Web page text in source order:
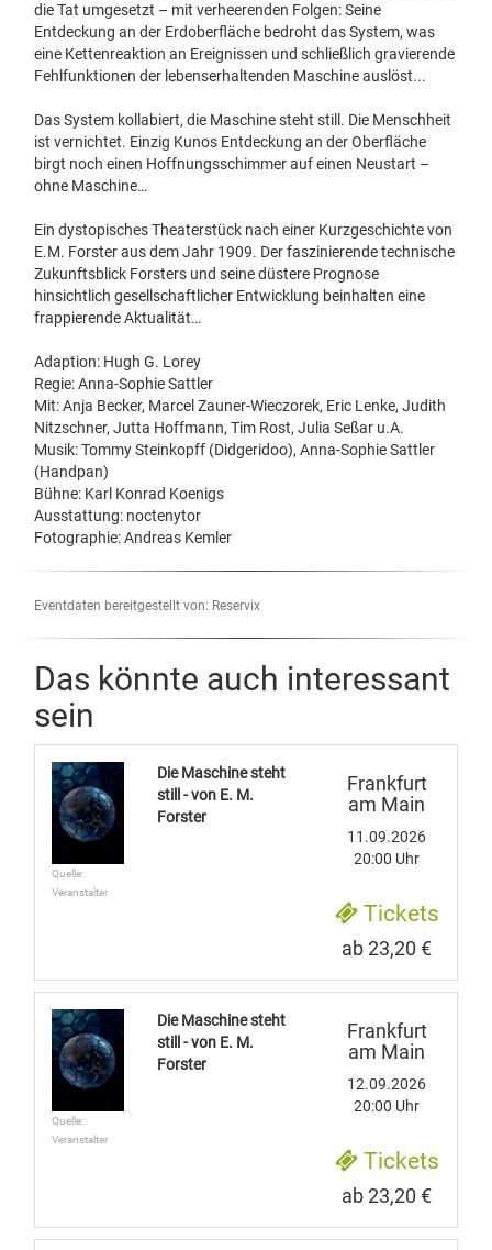
die Tat umgesetzt – mit verheerenden Folgen: Seine
Entdeckung an der Erdoberfläche bedroht das System, was
eine Kettenreaktion an Ereignissen und schließlich gravierende
Fehlfunktionen der lebenserhaltenden Maschine auslöst...
Das System kollabiert, die Maschine steht still. Die Menschheit
ist vernichtet. Einzig Kunos Entdeckung an der Oberfläche
birgt noch einen Hoffnungsschimmer auf einen Neustart –
ohne Maschine…
Ein dystopisches Theaterstück nach einer Kurzgeschichte von
E.M. Forster aus dem Jahr 1909. Der faszinierende technische
Zukunftsblick Forsters und seine düstere Prognose
hinsichtlich gesellschaftlicher Entwicklung beinhalten eine
frappierende Aktualität…
Adaption: Hugh G. Lorey
Regie: Anna-Sophie Sattler
Mit: Anja Becker, Marcel Zauner-Wieczorek, Eric Lenke, Judith
Nitzschner, Jutta Hoffmann, Tim Rost, Julia Seßar u.A.
Musik: Tommy Steinkopff (Didgeridoo), Anna-Sophie Sattler
(Handpan)
Bühne: Karl Konrad Koenigs
Ausstattung: noctenytor
Fotographie: Andreas Kemler
Eventdaten bereitgestellt von: Reservix
Das könnte auch interessant
sein
Quelle:
Veranstalter
Die Maschine steht
still - von E. M.
Forster
Frankfurt
am Main
11.09.2026
20:00 Uhr
Tickets
ab 23,20 €
Quelle:
Veranstalter
Die Maschine steht
still - von E. M.
Forster
Frankfurt
am Main
12.09.2026
20:00 Uhr
Tickets
ab 23,20 €